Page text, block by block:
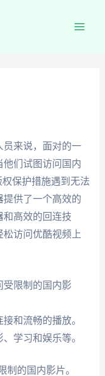
员来说，面对的一
们试图访问国内
保护措施遇到无法
供了一个高效的
和高效的回连技
访问优酷视频上
受限制的国内影
和流畅的播放。
学习和娱乐等。
制的国内影片。